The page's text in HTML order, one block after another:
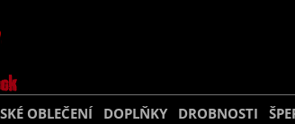
OBLEČENÍ DOPLŇKY DROBNOSTI